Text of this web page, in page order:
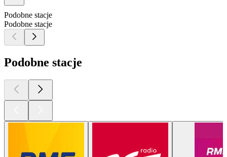
Podobne stacje
Podobne stacje
Podobne stacje